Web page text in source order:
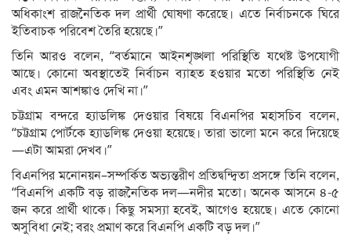
অধিকাংশ রাজনৈতিক দল প্রার্থী ঘোষণা করেছে। এতে নির্বাচনকে ঘিরে
ইতিবাচক পরিবেশ তৈরি হয়েছে।”
তিনি আরও বলেন, “বর্তমানে আইনশৃঙ্খলা পরিস্থিতি যথেষ্ট উপযোগী
আছে। কোনো অবস্থাতেই নির্বাচন ব্যাহত হওয়ার মতো পরিস্থিতি নেই
এবং এমন আশঙ্কাও দেখি না।”
চট্টগ্রাম বন্দরে হ্যাডলিঙ্ক দেওয়ার বিষয়ে বিএনপির মহাসচিব বলেন,
“চট্টগ্রাম পোর্টকে হ্যাডলিঙ্ক দেওয়া হয়েছে। তারা ভালো মনে করে দিয়েছে
—এটা আমরা দেখব।”
বিএনপির মনোনয়ন–সম্পর্কিত অভ্যন্তরীণ প্রতিদ্বন্দ্বিতা প্রসঙ্গে তিনি বলেন,
“বিএনপি একটি বড় রাজনৈতিক দল—নদীর মতো। অনেক আসনে ৪-৫
জন করে প্রার্থী থাকে। কিছু সমস্যা হবেই, আগেও হয়েছে। এতে কোনো
অসুবিধা নেই; বরং প্রমাণ করে বিএনপি একটি বড় দল।”